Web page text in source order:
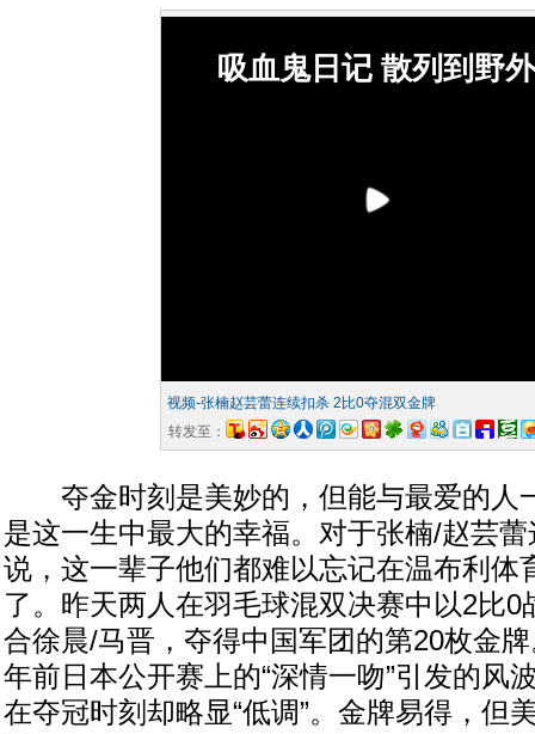
吸血鬼日记 散列到野外
视频-张楠赵芸蕾连续扣杀 2比0夺混双金牌
转发至：
夺金时刻是美妙的，但能与最爱的人
是这一生中最大的幸福。对于张楠/赵芸
说，这一辈子他们都难以忘记在温布利体
了。昨天两人在羽毛球混双决赛中以2比0
合徐晨/马晋，夺得中国军团的第20枚金
年前日本公开赛上的“深情一吻”引发的风
在夺冠时刻却略显“低调”。金牌易得，但